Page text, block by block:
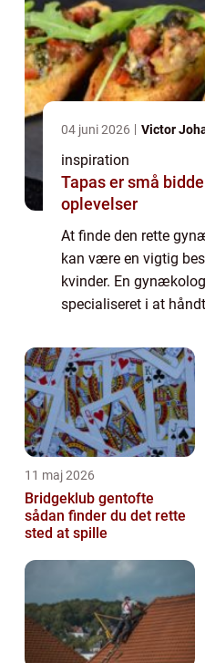
04 juni 2026 Victor
inspiration
Tapas er små
oplevelser
At finde den rette
kan være en vigtig
kvinder. En
specialiseret i at
reproduktive system,
11 maj 2026
Bridgeklub gentofte
sådan finder du det rette
sted at spille